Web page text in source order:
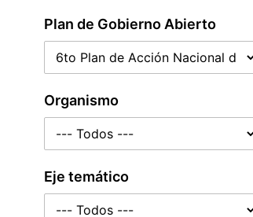
Plan de Gobierno Abierto
Organismo
Eje temático